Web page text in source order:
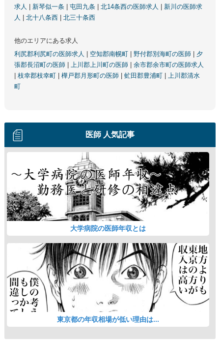
求人
新琴似一条 屯田九条 北14条西の医師求人
新川の医師求
人
北十八条西 北三十条西
他のエリアにある求人
利尻郡利尻町の医師求人
空知郡南幌町 野付郡別海町の医師
夕
張郡長沼町の医師
上川郡上川町の医師
余市郡余市町の医師求人
枝幸郡枝幸町 樺戸郡月形町の医師 虻田郡豊浦町
上川郡清水
町
医師 人気記事
大学病院の医師年収とは
東京都の年収相場が低い理由は...